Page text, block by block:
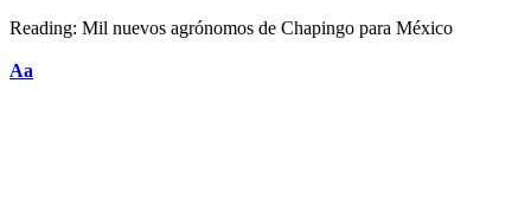
Reading: Mil nuevos agrónomos de Chapingo para México
Aa